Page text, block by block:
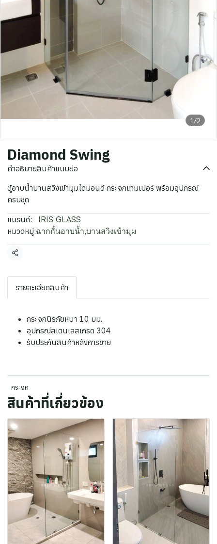
1/2
Diamond Swing
คำอธิบายสินค้าแบบย่อ
ตู้อาบน้ำบานสวิงเข้ามุมไดมอนด์ กระจกเทมเปอร์ พร้อมอุปกรณ์
ครบชุด
แบรนด์:
IRIS GLASS
หมวดหมู่:ฉากกั้นอาบน้ำ,บานสวิงเข้ามุม
แชร์
รายละเอียดสินค้า
กระจกนิรภัยหนา 10 มม.
อุปกรณ์สเตนเลสเกรด 304
รับประกันสินค้าหลังการขาย
กระจก
สินค้าที่เกี่ยวข้อง